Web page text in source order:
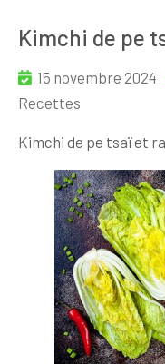
Kimchi de pe
15 novembre 2024
Recettes
Kimchi de pe tsaï et